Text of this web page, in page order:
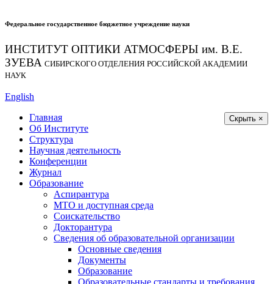
Федеральное государственное бюджетное учреждение науки
ИНСТИТУТ ОПТИКИ АТМОСФЕРЫ им. В.Е.
ЗУЕВА СИБИРСКОГО ОТДЕЛЕНИЯ РОССИЙСКОЙ АКАДЕМИИ
НАУК
English
Скрыть ×
Главная
Об Институте
Структура
Научная деятельность
Конференции
Журнал
Образование
Аспирантура
МТО и доступная среда
Соискательство
Докторантура
Сведения об образовательной организации
Основные сведения
Документы
Образование
Образовательные стандарты и требования